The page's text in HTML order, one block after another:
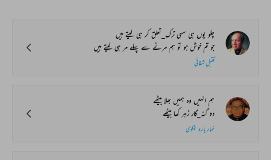
چلو یوں ہی سہی ترک_تعلق کر ہی لیتے ہیں
جو تم خوش ہو تو ہم مرنے سے پہلے مر ہی لیتے ہیں
قتیل شفائی
ہم انہیں وہ ہمیں بھلا بیٹھے
دو گنہ_گار زہر کھا بیٹھے
خمار بارہ بنکوی